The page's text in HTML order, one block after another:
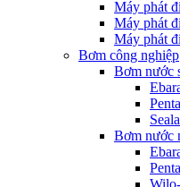
Máy phát
Máy phát
Máy phát
Bơm công nghiệp
Bơm nước
Bơm nước